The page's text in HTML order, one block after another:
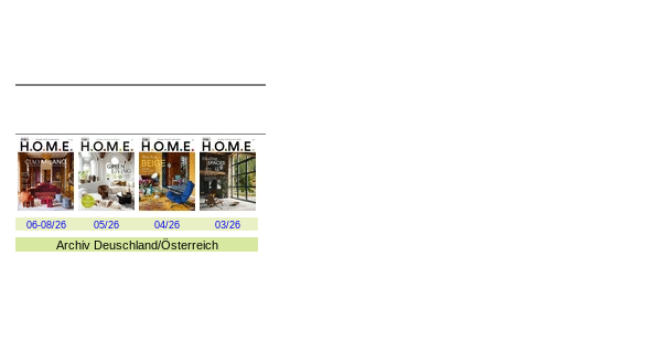
06-08/26 05/26 04/26 03/26
Archiv Deuschland/Österreich